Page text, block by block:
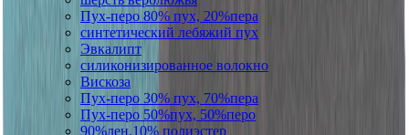
Пух-перо 80% пух, 20%пера
синтетический лебяжий пух
Эвкалипт
силиконизированное волокно
Вискоза
Пух-перо 30% пух, 70%пера
Пух-перо 50%пух, 50%перо
90%лен,10% полиэстер